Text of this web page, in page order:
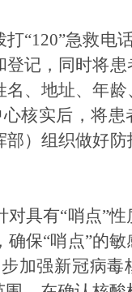
“120”急救电
记，同时将患
、地址、年
核实后，将患
）组织做好防
具有“哨点”性
保“哨点”的
加强新冠病毒